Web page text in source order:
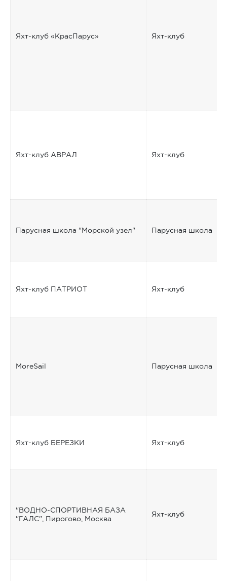
Яхт-клуб «КрасПарус» Яхт-клуб
Яхт-клуб АВРАЛ Яхт-клуб
Парусная школа "Морской узел" Парусная школа
Яхт-клуб ПАТРИОТ Яхт-клуб
MoreSail Парусная школа
Яхт-клуб БЕРЕЗКИ Яхт-клуб
"ВОДНО-СПОРТИВНАЯ БАЗА
"ГАЛС", Пирогово, Москва
Яхт-клуб